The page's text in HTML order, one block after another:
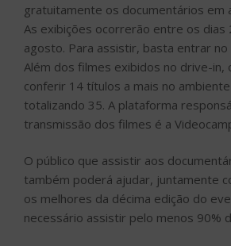
gratuitamente os documentários em
As exibições ocorrerão entre os dias
agosto. Para assistir, basta entrar no
Além dos filmes exibidos no drive-in,
conferir 14 títulos a mais no
totalizando 35. A plataforma
transmissão dos filmes é a
O público que assistir aos
também poderá ajudar, juntamente
os melhores da décima edição do
necessário assistir pelo menos 90%